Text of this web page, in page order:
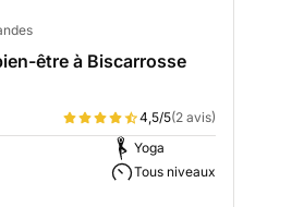
être à Biscarrosse
4,5/5(2 avis)
Yoga
Tous niveaux